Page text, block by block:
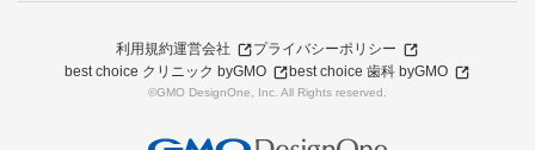
利用規約運営会社
プライバシーポリシー
best choice クリニック byGMO
best choice 歯科 byGMO
©GMO DesignOne, Inc. All Rights reserved.